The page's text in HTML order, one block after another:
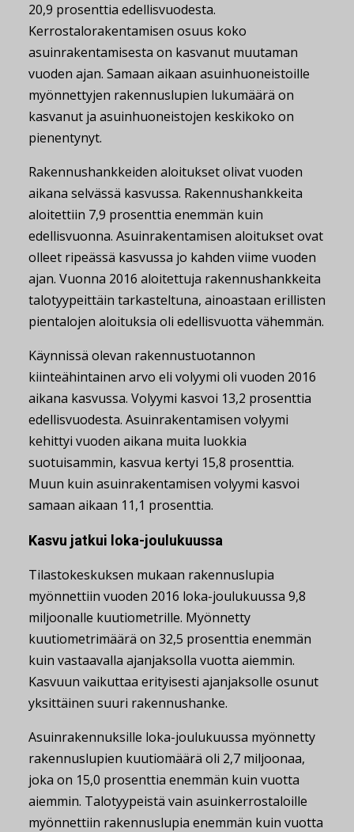
20,9 prosenttia edellisvuodesta.
Kerrostalorakentamisen osuus koko
asuinrakentamisesta on kasvanut muutaman
vuoden ajan. Samaan aikaan asuinhuoneistoille
myönnettyjen rakennuslupien lukumäärä on
kasvanut ja asuinhuoneistojen keskikoko on
pienentynyt.
Rakennushankkeiden aloitukset olivat vuoden
aikana selvässä kasvussa. Rakennushankkeita
aloitettiin 7,9 prosenttia enemmän kuin
edellisvuonna. Asuinrakentamisen aloitukset ovat
olleet ripeässä kasvussa jo kahden viime vuoden
ajan. Vuonna 2016 aloitettuja rakennushankkeita
talotyypeittäin tarkasteltuna, ainoastaan erillisten
pientalojen aloituksia oli edellisvuotta vähemmän.
Käynnissä olevan rakennustuotannon
kiinteähintainen arvo eli volyymi oli vuoden 2016
aikana kasvussa. Volyymi kasvoi 13,2 prosenttia
edellisvuodesta. Asuinrakentamisen volyymi
kehittyi vuoden aikana muita luokkia
suotuisammin, kasvua kertyi 15,8 prosenttia.
Muun kuin asuinrakentamisen volyymi kasvoi
samaan aikaan 11,1 prosenttia.
Kasvu jatkui loka-joulukuussa
Tilastokeskuksen mukaan rakennuslupia
myönnettiin vuoden 2016 loka-joulukuussa 9,8
miljoonalle kuutiometrille. Myönnetty
kuutiometrimäärä on 32,5 prosenttia enemmän
kuin vastaavalla ajanjaksolla vuotta aiemmin.
Kasvuun vaikuttaa erityisesti ajanjaksolle osunut
yksittäinen suuri rakennushanke.
Asuinrakennuksille loka-joulukuussa myönnetty
rakennuslupien kuutiomäärä oli 2,7 miljoonaa,
joka on 15,0 prosenttia enemmän kuin vuotta
aiemmin. Talotyypeistä vain asuinkerrostaloille
myönnettiin rakennuslupia enemmän kuin vuotta